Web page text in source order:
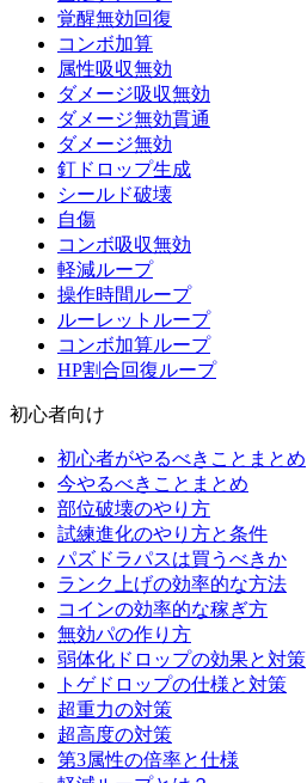
覚醒無効回復
コンボ加算
属性吸収無効
ダメージ吸収無効
ダメージ無効貫通
ダメージ無効
釘ドロップ生成
シールド破壊
自傷
コンボ吸収無効
軽減ループ
操作時間ループ
ルーレットループ
コンボ加算ループ
HP割合回復ループ
初心者向け
初心者がやるべきことまとめ
今やるべきことまとめ
部位破壊のやり方
試練進化のやり方と条件
パズドラパスは買うべきか
ランク上げの効率的な方法
コインの効率的な稼ぎ方
無効パの作り方
弱体化ドロップの効果と対策
トゲドロップの仕様と対策
超重力の対策
超高度の対策
第3属性の倍率と仕様